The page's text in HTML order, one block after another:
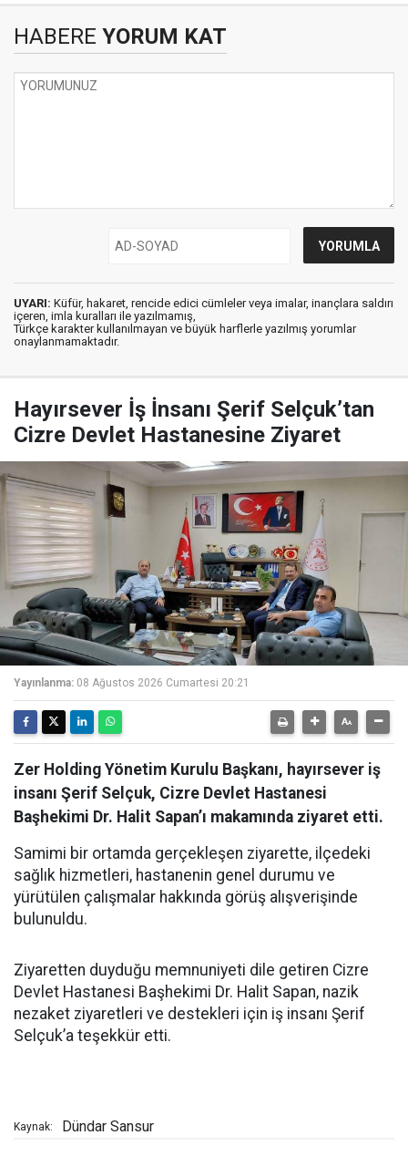
HABERE YORUM KAT
UYARI: Küfür, hakaret, rencide edici cümleler veya imalar, inançlara saldırı
içeren, imla kuralları ile yazılmamış,
Türkçe karakter kullanılmayan ve büyük harflerle yazılmış yorumlar
onaylanmamaktadır.
Hayırsever İş İnsanı Şerif Selçuk’tan
Cizre Devlet Hastanesine Ziyaret
Yayınlanma: 08 Ağustos 2026 Cumartesi 20:21
Zer Holding Yönetim Kurulu Başkanı, hayırsever iş
insanı Şerif Selçuk, Cizre Devlet Hastanesi
Başhekimi Dr. Halit Sapan’ı makamında ziyaret etti.
Samimi bir ortamda gerçekleşen ziyarette, ilçedeki
sağlık hizmetleri, hastanenin genel durumu ve
yürütülen çalışmalar hakkında görüş alışverişinde
bulunuldu.
Ziyaretten duyduğu memnuniyeti dile getiren Cizre
Devlet Hastanesi Başhekimi Dr. Halit Sapan, nazik
nezaket ziyaretleri ve destekleri için iş insanı Şerif
Selçuk’a teşekkür etti.
Kaynak: Dündar Sansur